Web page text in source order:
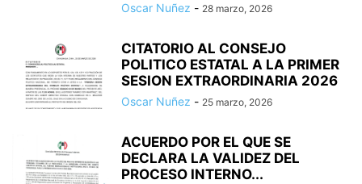
Oscar Nuñez - 28 marzo, 2026
CITATORIO AL CONSEJO
POLITICO ESTATAL A LA PRIMER
SESION EXTRAORDINARIA 2026
Oscar Nuñez - 25 marzo, 2026
ACUERDO POR EL QUE SE
DECLARA LA VALIDEZ DEL
PROCESO INTERNO...